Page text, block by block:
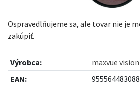
Ospravedlňujeme sa, ale tovar nie je
zakúpiť.
Výrobca:
maxvue vision
EAN: